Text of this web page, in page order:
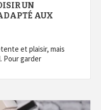
UN
AUX
et plaisir, mais
Pour garder